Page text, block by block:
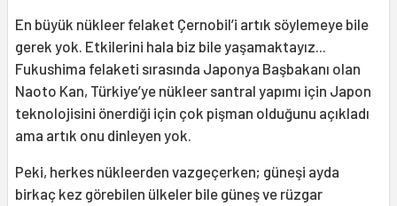
En büyük nükleer felaket Çernobil’i artık söylemeye bile
gerek yok. Etkilerini hala biz bile yaşamaktayız...
Fukushima felaketi sırasında Japonya Başbakanı olan
Naoto Kan, Türkiye’ye nükleer santral yapımı için Japon
teknolojisini önerdiği için çok pişman olduğunu açıkladı
ama artık onu dinleyen yok.
Peki, herkes nükleerden vazgeçerken; güneşi ayda
birkaç kez görebilen ülkeler bile güneş ve rüzgar